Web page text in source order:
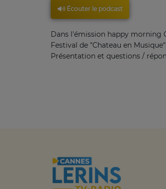
Écouter le podcast
Dans l'émission happy morning
Festival de "Chateau en
Présentation et questions /